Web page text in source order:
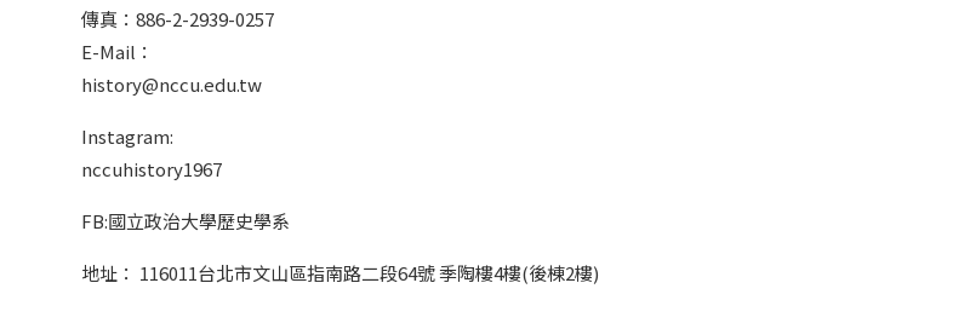
傳真：886-2-2939-0257
E-Mail：
history@nccu.edu.tw
Instagram:
nccuhistory1967
FB:國立政治大學歷史學系
地址： 116011台北市文山區指南路二段64號 季陶樓4樓(後棟2樓)